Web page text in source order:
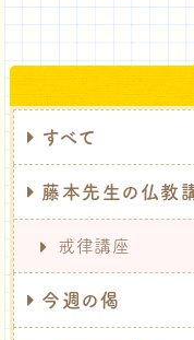
すべて
藤本先生の仏教
戒律講座
今週の偈